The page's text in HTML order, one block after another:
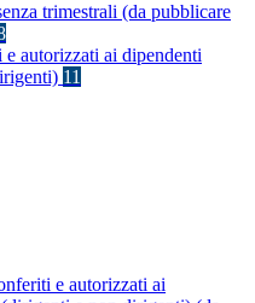
trimestrali (da pubblicare
autorizzati ai dipendenti
11
e autorizzati ai